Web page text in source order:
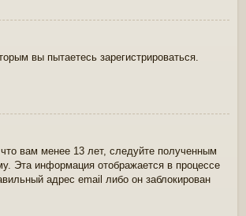
вы пытаетесь зарегистрироваться.
вам менее 13 лет, следуйте полученным
Эта информация отображается в процессе
адрес email либо он заблокирован